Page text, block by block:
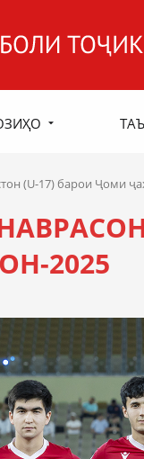
(U-17) барои Ҷоми
2025